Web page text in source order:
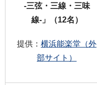
-三弦・三線・三味
線-」（12名）
提供： 横浜能楽堂（外
部サイト）